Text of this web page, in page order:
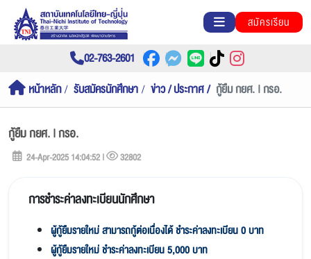
สมัครเรียน
02-763-2601
หน้าหลัก รับสมัครนักศึกษา ข่าว / ประกาศ กู้ยืม กยศ. | กรอ.
กู้ยืม กยศ. | กรอ.
24-Apr-2025 14:04:52 | 32802
การชำระค่าลงทะเบียนนักศึกษา
ผู้กู้ยืมรายใหม่ สามารถกู้ต่อเนื่องได้ ชำระค่าลงทะเบียน 0 บาท
ผู้กู้ยืมรายใหม่ ชำระค่าลงทะเบียน 5,000 บาท